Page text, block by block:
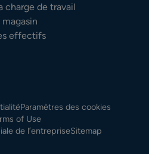
charge de travail
effectifs
Paramètres des cookies
of Use
de l’entrepriseSitemap